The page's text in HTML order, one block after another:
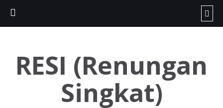
RESI (Renungan
Singkat)